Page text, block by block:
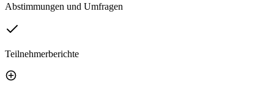
Abstimmungen und Umfragen
Teilnehmerberichte